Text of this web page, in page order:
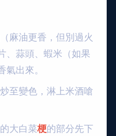
麻油更香，但別過火
、蒜頭、蝦米（如果
出來。
至變色，淋上米酒嗆
大白菜梗的部分先下